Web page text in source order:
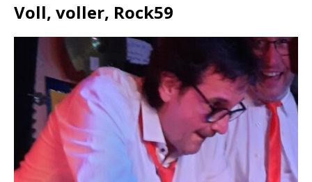
Voll, voller, Rock59